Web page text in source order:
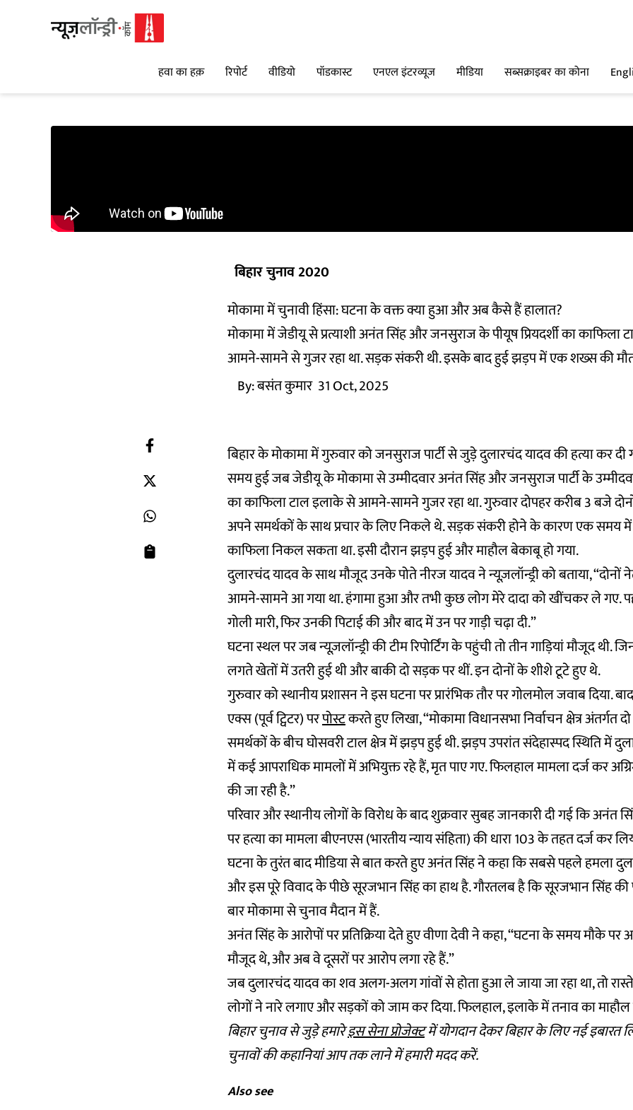
हवा का हक़ रिपोर्ट वीडियो पॉडकास्ट एनएल इंटरव्यूज मीडिया सब्सक्राइबर का कोना
बिहार चुनाव 2020
मोकामा में चुनावी हिंसा: घटना के वक्त क्या हुआ और अब कैसे हैं हालात?
मोकामा में जेडीयू से प्रत्याशी अनंत सिंह और जनसुराज के पीयूष प्रियदर्शी का काफिला
आमने-सामने से गुजर रहा था. सड़क संकरी थी. इसके बाद हुई झड़प में एक शख्स की
By:बसंत कुमार 31 Oct, 2025
बिहार के मोकामा में गुरुवार को जनसुराज पार्टी से जुड़े दुलारचंद यादव की हत्या कर
समय हुई जब जेडीयू के मोकामा से उम्मीदवार अनंत सिंह और जनसुराज पार्टी के
का काफिला टाल इलाके से आमने-सामने गुजर रहा था. गुरुवार दोपहर करीब 3 बजे
अपने समर्थकों के साथ प्रचार के लिए निकले थे. सड़क संकरी होने के कारण एक समय
काफिला निकल सकता था. इसी दौरान झड़प हुई और माहौल बेकाबू हो गया.
दुलारचंद यादव के साथ मौजूद उनके पोते नीरज यादव ने न्यूज़लॉन्ड्री को बताया,
आमने-सामने आ गया था. हंगामा हुआ और तभी कुछ लोग मेरे दादा को खींचकर ले गए.
गोली मारी, फिर उनकी पिटाई की और बाद में उन पर गाड़ी चढ़ा दी.”
घटना स्थल पर जब न्यूज़लॉन्ड्री की टीम रिपोर्टिंग के पहुंची तो तीन गाड़ियां मौजूद थी.
लगते खेतों में उतरी हुई थी और बाकी दो सड़क पर थीं. इन दोनों के शीशे टूटे हुए थे.
गुरुवार को स्थानीय प्रशासन ने इस घटना पर प्रारंभिक तौर पर गोलमोल जवाब दिया.
एक्स (पूर्व ट्विटर) परपोस्टकरते हुए लिखा, “मोकामा विधानसभा निर्वाचन क्षेत्र अंतर्गत दो
समर्थकों के बीच घोसवरी टाल क्षेत्र में झड़प हुई थी. झड़प उपरांत संदेहास्पद स्थिति में
में कई आपराधिक मामलों में अभियुक्त रहे हैं, मृत पाए गए. फिलहाल मामला दर्ज कर
की जा रही है.”
परिवार और स्थानीय लोगों के विरोध के बाद शुक्रवार सुबह जानकारी दी गई कि अनंत
पर हत्या का मामला बीएनएस (भारतीय न्याय संहिता) की धारा 103 के तहत दर्ज कर
घटना के तुरंत बाद मीडिया से बात करते हुए अनंत सिंह ने कहा कि सबसे पहले हमला
और इस पूरे विवाद के पीछे सूरजभान सिंह का हाथ है. गौरतलब है कि सूरजभान सिंह की
बार मोकामा से चुनाव मैदान में हैं.
अनंत सिंह के आरोपों पर प्रतिक्रिया देते हुए वीणा देवी ने कहा, “घटना के समय मौके
मौजूद थे, और अब वे दूसरों पर आरोप लगा रहे हैं.”
जब दुलारचंद यादव का शव अलग-अलग गांवों से होता हुआ ले जाया जा रहा था, तो
लोगों ने नारे लगाए और सड़कों को जाम कर दिया. फिलहाल, इलाके में तनाव का
बिहार चुनाव से जुड़े हमारेइस सेना प्रोजेक्टमें योगदान देकर बिहार के लिए नई इबारत
चुनावों की कहानियां आप तक लाने में हमारी मदद करें.
Also see